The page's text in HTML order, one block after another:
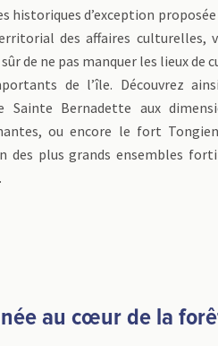
historiques d’exception
des affaires culturelles,
de ne pas manquer les lieux de
de l’île. Découvrez
Sainte Bernadette aux
ou encore le fort
des plus grands ensembles
au cœur de la